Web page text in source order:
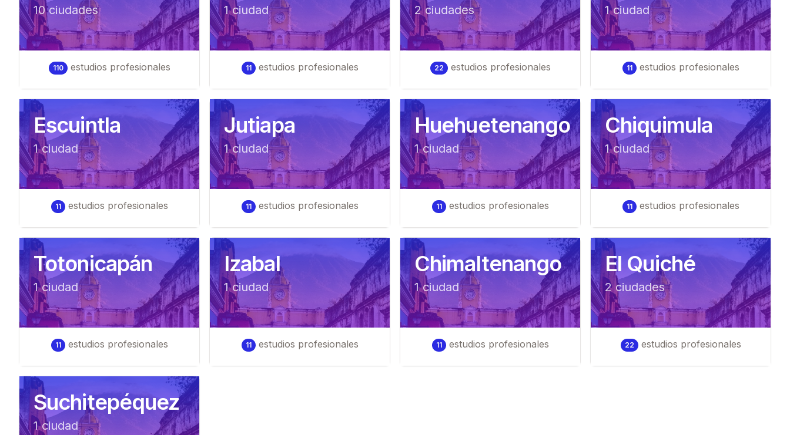
10ciudades
110 estudios profesionales
1ciudad
11 estudios profesionales
2ciudades
22 estudios profesionales
1ciudad
11 estudios profesionales
Escuintla
1ciudad
11 estudios profesionales
Jutiapa
1ciudad
11 estudios profesionales
Huehuetenango
1ciudad
11 estudios profesionales
Chiquimula
1ciudad
11 estudios profesionales
Totonicapán
1ciudad
11 estudios profesionales
Izabal
1ciudad
11 estudios profesionales
Chimaltenango
1ciudad
11 estudios profesionales
El Quiché
2ciudades
22 estudios profesionales
Suchitepéquez
1ciudad